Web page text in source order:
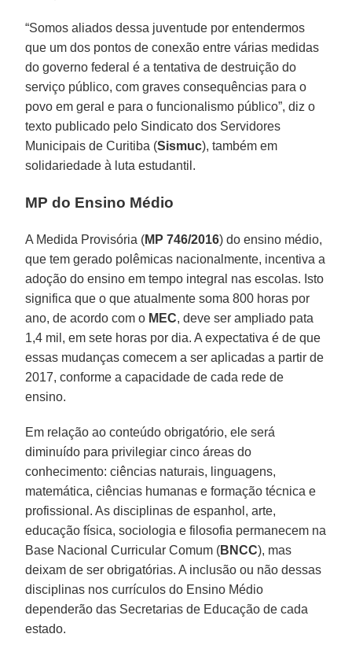
“Somos aliados dessa juventude por entendermos
que um dos pontos de conexão entre várias medidas
do governo federal é a tentativa de destruição do
serviço público, com graves consequências para o
povo em geral e para o funcionalismo público”, diz o
texto publicado pelo Sindicato dos Servidores
Municipais de Curitiba (Sismuc), também em
solidariedade à luta estudantil.
MP do Ensino Médio
A Medida Provisória (MP 746/2016) do ensino médio,
que tem gerado polêmicas nacionalmente, incentiva a
adoção do ensino em tempo integral nas escolas. Isto
significa que o que atualmente soma 800 horas por
ano, de acordo com o MEC, deve ser ampliado pata
1,4 mil, em sete horas por dia. A expectativa é de que
essas mudanças comecem a ser aplicadas a partir de
2017, conforme a capacidade de cada rede de
ensino.
Em relação ao conteúdo obrigatório, ele será
diminuído para privilegiar cinco áreas do
conhecimento: ciências naturais, linguagens,
matemática, ciências humanas e formação técnica e
profissional. As disciplinas de espanhol, arte,
educação física, sociologia e filosofia permanecem na
Base Nacional Curricular Comum (BNCC), mas
deixam de ser obrigatórias. A inclusão ou não dessas
disciplinas nos currículos do Ensino Médio
dependerão das Secretarias de Educação de cada
estado.